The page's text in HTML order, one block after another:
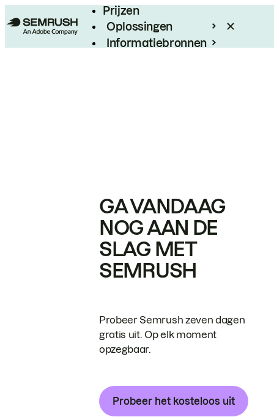
Prijzen
Oplossingen
Informatiebronnen
GA VANDAAG
NOG AAN DE
SLAG MET
SEMRUSH
Probeer Semrush zeven dagen
gratis uit. Op elk moment
opzegbaar.
Probeer het kosteloos uit